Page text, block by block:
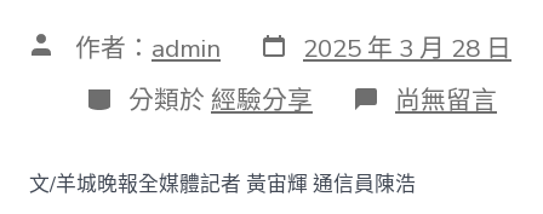
文 作者： admin 發
表
日
期
2025 年 3 月 28 日
分
類
分類於 經驗分享 在
〈近
人
次
尚無留言
文/羊城晚報全媒體記者 黃宙輝 通信員陳浩